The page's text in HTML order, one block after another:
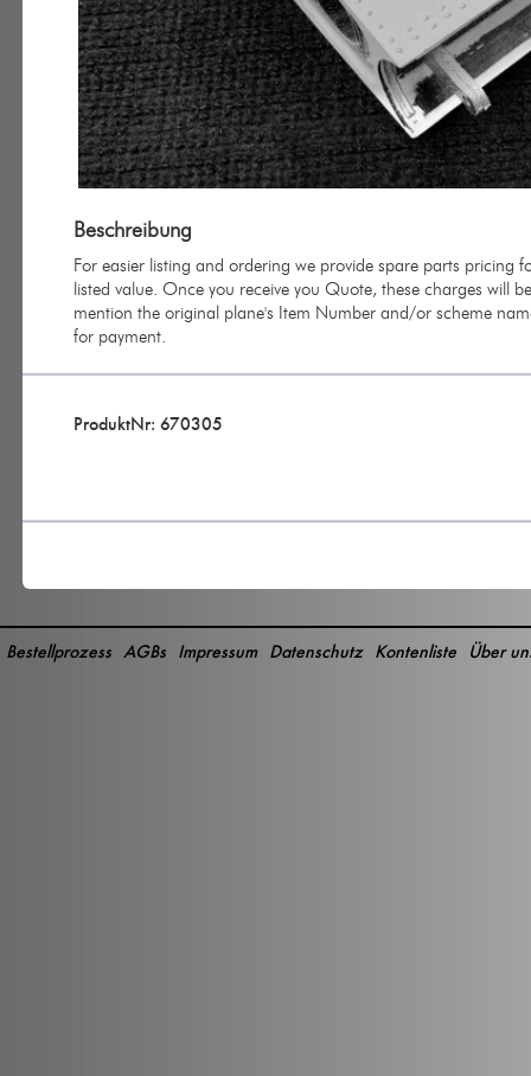
Beschreibung
For easier listing and ordering we provide spare parts pricing
listed value. Once you receive you Quote, these charges will
mention the original plane's Item Number and/or scheme
for payment.
ProduktNr: 670305
Über
Kontenliste
Datenschutz
Impressum
AGBs
Bestellprozess